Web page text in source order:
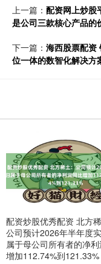
上一篇： 配资网上炒股
是公司三款核心产品的
下一篇： 海西股票配资
位一体的数智化解决方
配资炒股优秀配资 北方稀
公司预计2026年半年度
属于母公司所有者的净
增加112.74%到121.33%